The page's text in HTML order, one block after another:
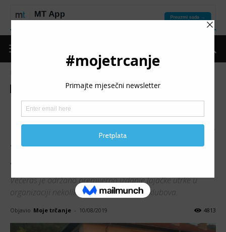
1. JAJAČKA UTRKA: Preko
180 takmičara trčalo ulicama
srednjovjekovnog grada
Jajca
Večeras je održano premijerno izdanje Jajačke utrke u
organizaciji nekoliko gradskih sportskih klubova.
Objavio Moje trčanje - 10/08/2019 4813